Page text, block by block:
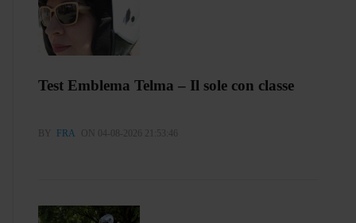
Test Emblema Telma – Il sole con classe
BY FRA ON 04-08-2026 21:53:46